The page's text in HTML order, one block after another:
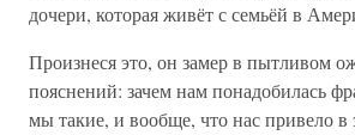
дочери, которая живёт с семьёй в
Произнеся это, он замер в пытливом
пояснений: зачем нам понадобилась
мы такие, и вообще, что нас привело в